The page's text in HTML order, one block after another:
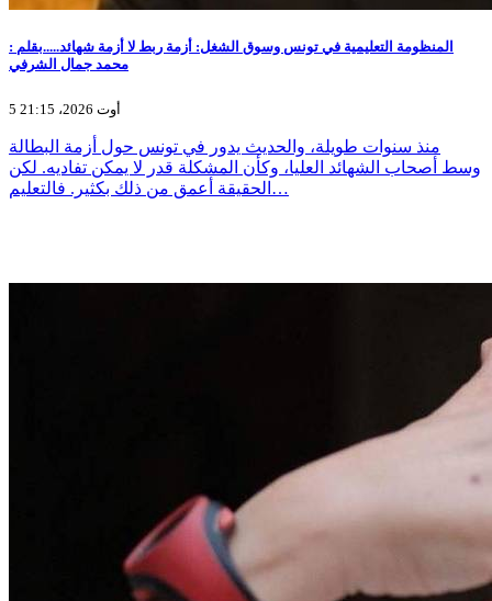
المنظومة التعليمية في تونس وسوق الشغل: أزمة ربط لا أزمة شهائد.....بقلم :
محمد جمال الشرفي
5 أوت 2026، 21:15
منذ سنوات طويلة، والحديث يدور في تونس حول أزمة البطالة
وسط أصحاب الشهائد العليا، وكأن المشكلة قدر لا يمكن تفاديه. لكن
الحقيقة أعمق من ذلك بكثير. فالتعليم…